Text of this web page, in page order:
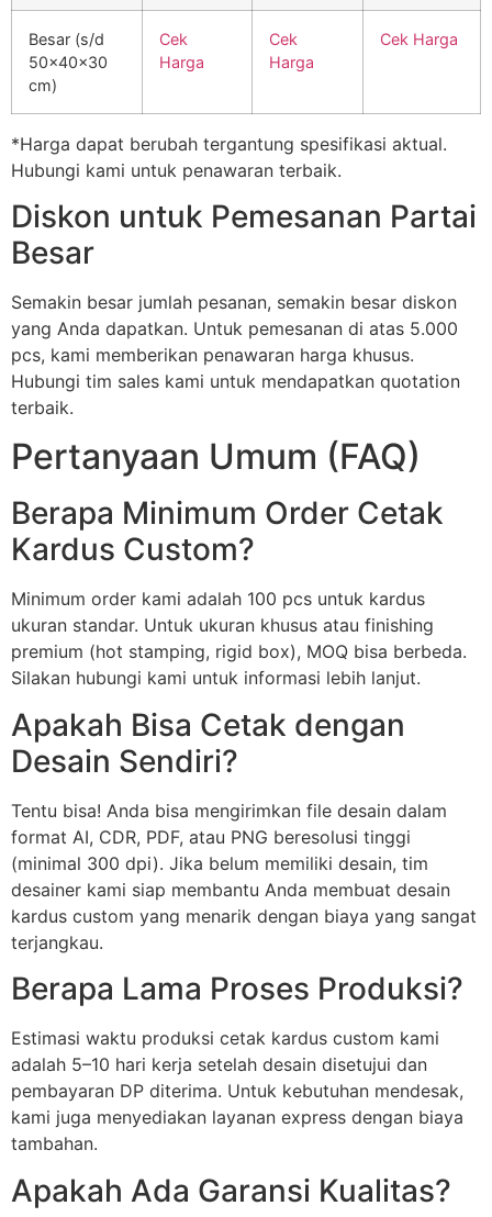
Besar (s/d
50x40x30
cm)
Cek
Harga
Cek
Harga
Cek Harga
*Harga dapat berubah tergantung spesifikasi aktual.
Hubungi kami untuk penawaran terbaik.
Diskon untuk Pemesanan Partai
Besar
Semakin besar jumlah pesanan, semakin besar diskon
yang Anda dapatkan. Untuk pemesanan di atas 5.000
pcs, kami memberikan penawaran harga khusus.
Hubungi tim sales kami untuk mendapatkan quotation
terbaik.
Pertanyaan Umum (FAQ)
Berapa Minimum Order Cetak
Kardus Custom?
Minimum order kami adalah 100 pcs untuk kardus
ukuran standar. Untuk ukuran khusus atau finishing
premium (hot stamping, rigid box), MOQ bisa berbeda.
Silakan hubungi kami untuk informasi lebih lanjut.
Apakah Bisa Cetak dengan
Desain Sendiri?
Tentu bisa! Anda bisa mengirimkan file desain dalam
format AI, CDR, PDF, atau PNG beresolusi tinggi
(minimal 300 dpi). Jika belum memiliki desain, tim
desainer kami siap membantu Anda membuat desain
kardus custom yang menarik dengan biaya yang sangat
terjangkau.
Berapa Lama Proses Produksi?
Estimasi waktu produksi cetak kardus custom kami
adalah 5–10 hari kerja setelah desain disetujui dan
pembayaran DP diterima. Untuk kebutuhan mendesak,
kami juga menyediakan layanan express dengan biaya
tambahan.
Apakah Ada Garansi Kualitas?